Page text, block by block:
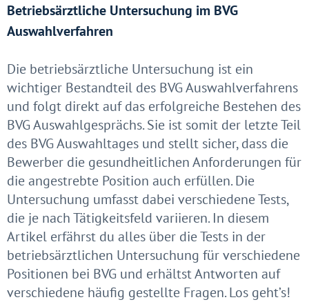
Betriebsärztliche Untersuchung im BVG
Auswahlverfahren
Die betriebsärztliche Untersuchung ist ein
wichtiger Bestandteil des BVG Auswahlverfahrens
und folgt direkt auf das erfolgreiche Bestehen des
BVG Auswahlgesprächs. Sie ist somit der letzte Teil
des BVG Auswahltages und stellt sicher, dass die
Bewerber die gesundheitlichen Anforderungen für
die angestrebte Position auch erfüllen. Die
Untersuchung umfasst dabei verschiedene Tests,
die je nach Tätigkeitsfeld variieren. In diesem
Artikel erfährst du alles über die Tests in der
betriebsärztlichen Untersuchung für verschiedene
Positionen bei BVG und erhältst Antworten auf
verschiedene häufig gestellte Fragen. Los geht’s!